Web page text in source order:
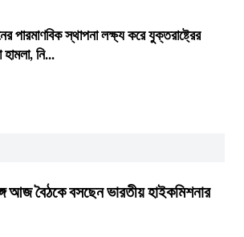
পারমাণবিক স্থাপনা লক্ষ্য করে যুক্তরাষ্ট্রের
হামলা, নি...
আজ বৈঠকে বসছেন ভারতীয় হাইকমিশনার